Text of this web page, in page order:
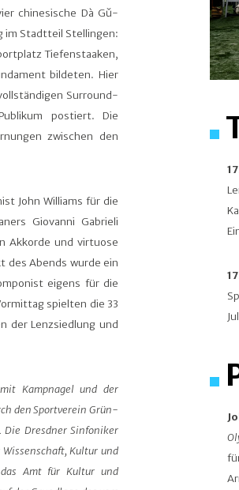
chinesische Dà Gǔ-
im Stadtteil Stellingen:
Tiefenstaaken,
bildeten. Hier
Surround-
postiert. Die
zwischen den
John Williams für die
Giovanni Gabrieli
Akkorde und virtuose
des Abends wurde ein
eigens für die
spielten die 33
der Lenzsiedlung und
Kampnagel und der
den Sportverein Grün-
Die Dresdner Sinfoniker
Kultur und
das Amt für Kultur und